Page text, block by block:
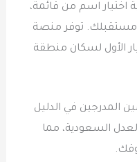
اسم من قائمة،
توفر منصة
الأول لسكان منطقة
المدرجين في الدليل
السعودية، مما